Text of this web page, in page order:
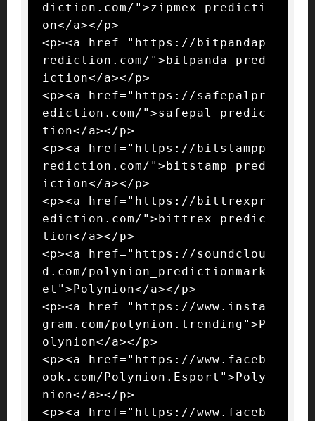
diction.com/">zipmex predicti
on</a></p>
<p><a href="https://bitpandap
rediction.com/">bitpanda pred
iction</a></p>
<p><a href="https://safepalpr
ediction.com/">safepal predic
tion</a></p>
<p><a href="https://bitstampp
rediction.com/">bitstamp pred
iction</a></p>
<p><a href="https://bittrexpr
ediction.com/">bittrex predic
tion</a></p>
<p><a href="https://soundclou
d.com/polynion_predictionmark
et">Polynion</a></p>
<p><a href="https://www.insta
gram.com/polynion.trending">P
olynion</a></p>
<p><a href="https://www.faceb
ook.com/Polynion.Esport">Poly
nion</a></p>
<p><a href="https://www.faceb